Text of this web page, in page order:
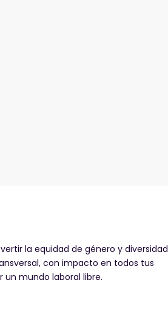
la equidad de género y diversidad
con impacto en todos tus
mundo laboral libre.